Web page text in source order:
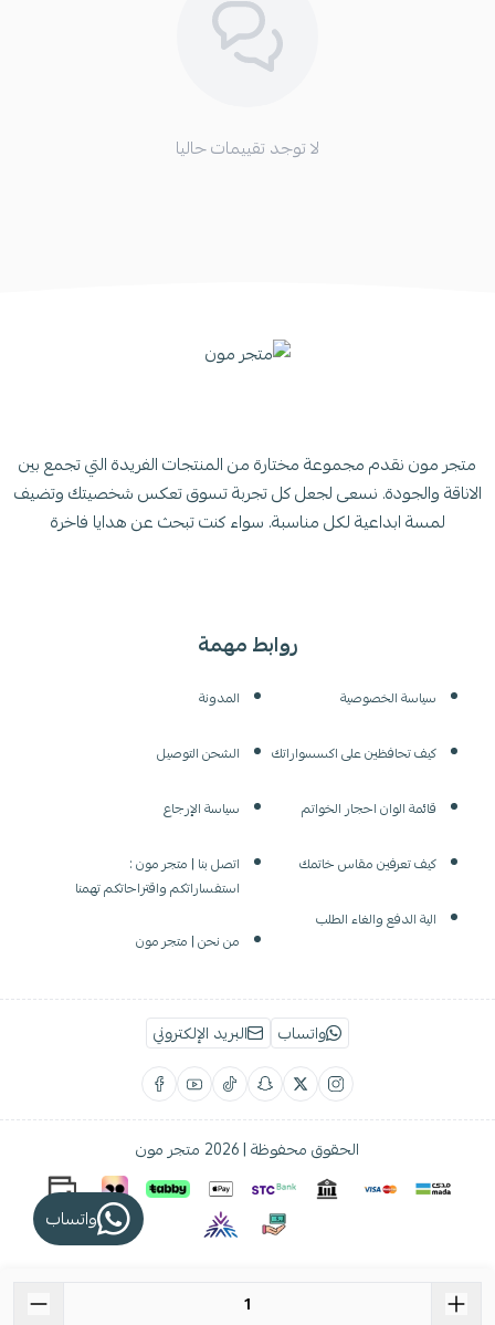
لا توجد تقييمات حاليا
روابط مهمة
سياسة الخصوصية
كيف تحافظين على اكسسواراتك
قائمة الوان احجار الخواتم
كيف تعرفين مقاس خاتمك
الية الدفع والغاء الطلب
المدونة
الشحن التوصيل
سياسة الإرجاع
اتصل بنا | متجر مون :
استفساراتكم واقتراحاتكم تهمنا
من نحن | متجر مون
متجر مون نقدم مجموعة مختارة من المنتجات الفريدة التي تجمع بين
الاناقة والجودة. نسعى لجعل كل تجربة تسوق تعكس شخصيتك وتضيف
لمسة ابداعية لكل مناسبة. سواء كنت تبحث عن هدايا فاخرة
واتساب البريد الإلكتروني
الحقوق محفوظة | 2026 متجر مون
واتساب